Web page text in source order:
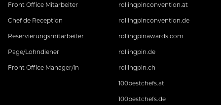
Front Office Mitarbeiter
Chef de Reception
Reservierungsmitarbeiter
Page/Lohndiener
Front Office Manager/in
rollingpinconvention.at
rollingpinconvention.de
rollingpinawards.com
rollingpin.de
rollingpin.ch
100bestchefs.at
100bestchefs.de